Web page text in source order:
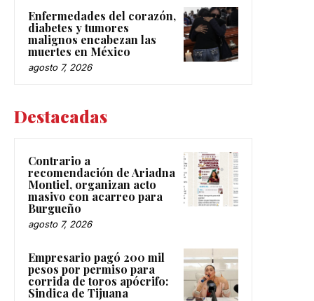
Enfermedades del corazón,
diabetes y tumores
malignos encabezan las
muertes en México
agosto 7, 2026
Destacadas
Contrario a
recomendación de Ariadna
Montiel, organizan acto
masivo con acarreo para
Burgueño
agosto 7, 2026
Empresario pagó 200 mil
pesos por permiso para
corrida de toros apócrifo:
Sindica de Tijuana